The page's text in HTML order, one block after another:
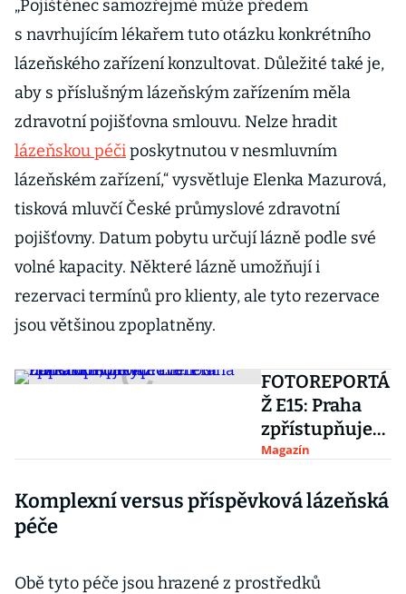
„Pojištěnec samozřejmě může předem
s navrhujícím lékařem tuto otázku konkrétního
lázeňského zařízení konzultovat. Důležité také je,
aby s příslušným lázeňským zařízením měla
zdravotní pojišťovna smlouvu. Nelze hradit
lázeňskou péčiposkytnutou v nesmluvním
lázeňském zařízení,“ vysvětluje Elenka Mazurová,
tisková mluvčí České průmyslové zdravotní
pojišťovny. Datum pobytu určují lázně podle své
volné kapacity. Některé lázně umožňují i
rezervaci termínů pro klienty, ale tyto rezervace
jsou většinou zpoplatněny.
FOTOREPORTÁ
Ž E15: Praha
zpřístupňuje
upravenou
prohlédněte si
Magazín
Komplexní versus příspěvková lázeňská
péče
Obě tyto péče jsou hrazené z prostředků